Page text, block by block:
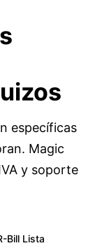
específicas
Magic
y soporte
Bill Lista